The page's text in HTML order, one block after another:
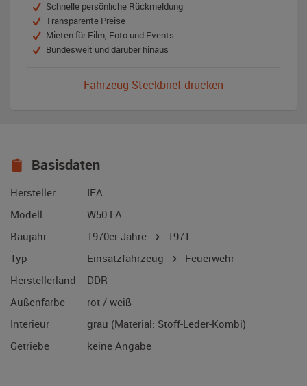
Schnelle persönliche Rückmeldung
Transparente Preise
Mieten für Film, Foto und Events
Bundesweit und darüber hinaus
Fahrzeug-Steckbrief drucken
Basisdaten
Hersteller
IFA
Modell
W50 LA
Baujahr
1970er Jahre
1971
Typ
Einsatzfahrzeug
Feuerwehr
Herstellerland
DDR
Außenfarbe
rot / weiß
Interieur
grau (Material: Stoff-Leder-Kombi)
Getriebe
keine Angabe